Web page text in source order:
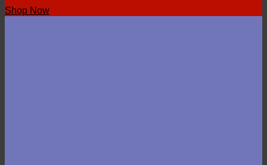
Shop Now